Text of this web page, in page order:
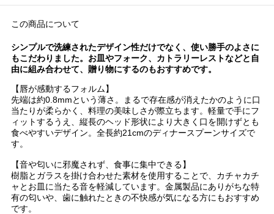
この商品について
シンプルで洗練されたデザイン性だけでなく、使い勝手のよさに
もこだわりました。お皿やフォーク、カトラリーレストなどと自
由に組み合わせて、贈り物にするのもおすすめです。
【唇が感動するフォルム】
先端は約0.8mmという薄さ。まるで存在感が消えたかのように口
当たりが柔らかく、料理の美味しさが際立ちます。軽量で手にフ
ィットするうえ、縦長のヘッド形状により大きく口を開けずとも
食べやすいデザイン。全長約21cmのディナースプーンサイズで
す。
【音や匂いに邪魔されず、食事に集中できる】
樹脂とガラスを掛け合わせた素材を使用することで、カチャカチ
ャとお皿に当たる音を軽減しています。金属製品にありがちな特
有の匂いや、歯に触れたときの不快感が気になる方にもおすすめ
です。